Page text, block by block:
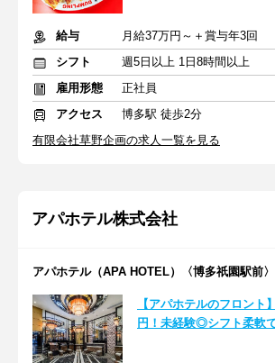
給与
月給37万円～＋賞与年3回
シフト
週5日以上 1日8時間以上
雇用形態
正社員
アクセス
博多駅 徒歩2分
有限会社草野企画の求人一覧を見る
アパホテル株式会社
アパホテル（APA HOTEL）〈博多祇園駅前〉
【アパホテルのフロント
円！未経験◎シフト柔軟